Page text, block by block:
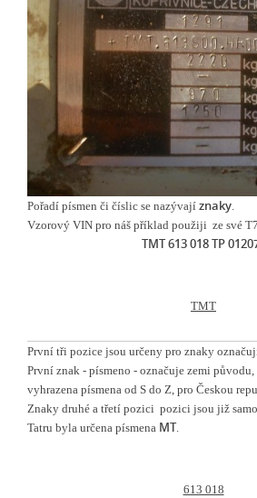
Pořadí písmen či číslic se nazývají znaky.
Vzorový VIN pro náš příklad použiji ze své
TMT 613 018 TP
TMT
První tři pozice jsou určeny pro znaky
První znak - písmeno - označuje zemi
vyhrazena písmena od S do Z, pro Českou
Znaky druhé a třetí pozici pozici jsou již
Tatru byla určena písmena MT.
613 018